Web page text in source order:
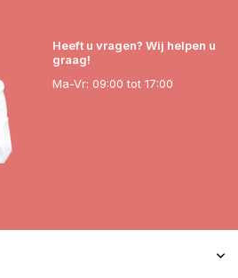
Heeft u vragen? Wij helpen u
graag!
Ma-Vr: 09:00 tot 17:00